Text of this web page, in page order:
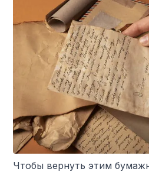
Чтобы вернуть этим